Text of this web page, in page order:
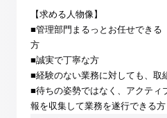
【求める人物像】
■管理部門まるっとお任せできる
方
■誠実で丁寧な方
■経験のない業務に対しても、取
■待ちの姿勢ではなく、アクティ
報を収集して業務を遂行できる方